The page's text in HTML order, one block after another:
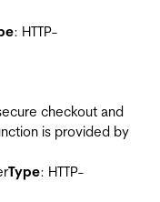
: HTTP-
checkout and
is provided by
Type: HTTP-